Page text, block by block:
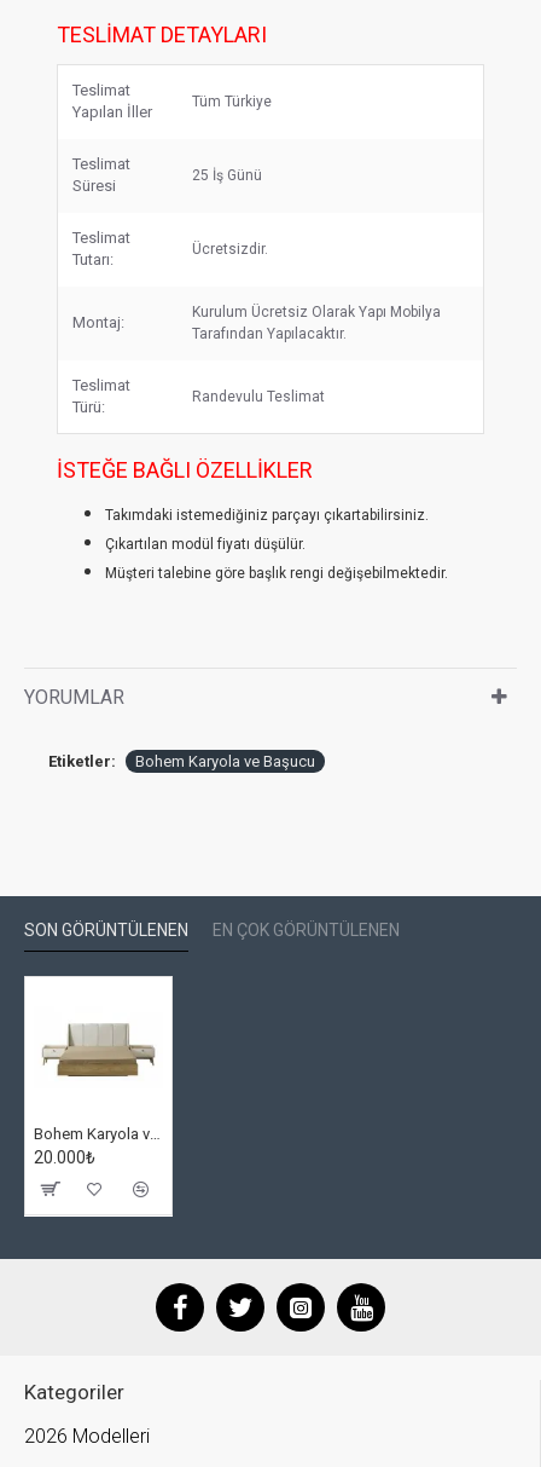
TESLIMAT DETAYLARI
Teslimat
Yapılan İller
Tüm Türkiye
Teslimat
Süresi
25 İş Günü
Teslimat
Tutarı:
Ücretsizdir.
Montaj:
Kurulum Ücretsiz Olarak Yapı Mobilya
Tarafından Yapılacaktır.
Teslimat
Türü:
Randevulu Teslimat
İSTEĞE BAĞLI ÖZELLIKLER
Takımdaki istemediğiniz parçayı çıkartabilirsiniz.
Çıkartılan modül fiyatı düşülür.
Müşteri talebine göre başlık rengi değişebilmektedir.
YORUMLAR
Etiketler: Bohem Karyola ve Başucu
SON GÖRÜNTÜLENEN EN ÇOK GÖRÜNTÜLENEN
Bohem Karyola ve Başucu
20.000₺
Kategoriler
2026 Modelleri